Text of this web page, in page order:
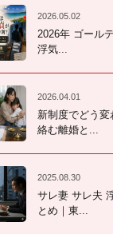
2026.05.02
2026年 ゴール
浮気...
2026.04.01
新制度でどう
絡む離婚と...
2025.08.30
サレ妻 サレ夫
とめ｜東...